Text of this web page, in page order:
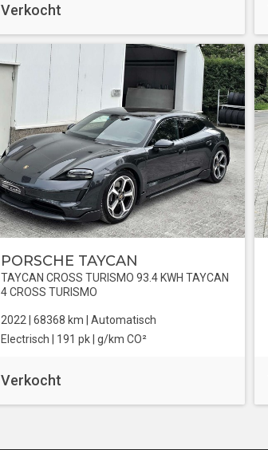
Verkocht
PORSCHE TAYCAN
TAYCAN CROSS TURISMO 93.4 KWH TAYCAN
4 CROSS TURISMO
2022 | 68368 km | Automatisch
Electrisch | 191 pk | g/km CO²
Verkocht